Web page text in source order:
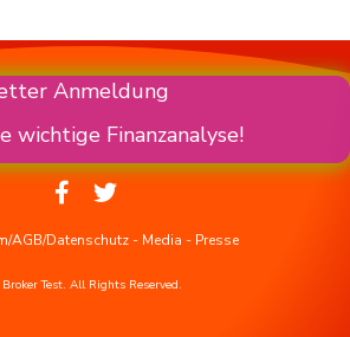
Anmeldung
wichtige Finanzanalyse!
AGB/Datenschutz- Media - Presse
Test. All Rights Reserved.